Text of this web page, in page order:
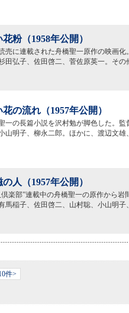
粉（1958年公開）
売に連載された舟橋聖一原作の映画
田弘子、佐田啓二、菅佐原英一。そ
の流れ（1957年公開）
一の長篇小説を沢村勉が脚色した。
山明子、柳永二郎。ほかに、渡辺文
の人（1957年公開）
倶楽部”連載中の舟橋聖一の原作から
馬稲子、佐田啓二、山村聡、小山明
件>